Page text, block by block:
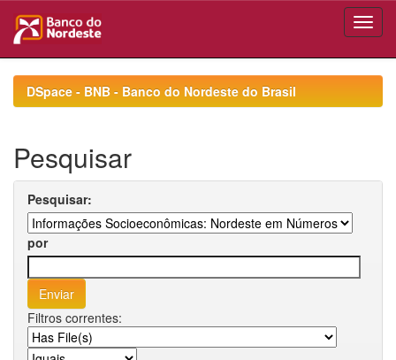
navigationDSpace - BNB - Banco do Nordeste do Brasil
Pesquisar
Pesquisar:
por
Filtros correntes: